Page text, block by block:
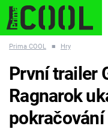
ESCAPE PLNEJ
Prima COOL ■ Hry
První trailer
Ragnarok